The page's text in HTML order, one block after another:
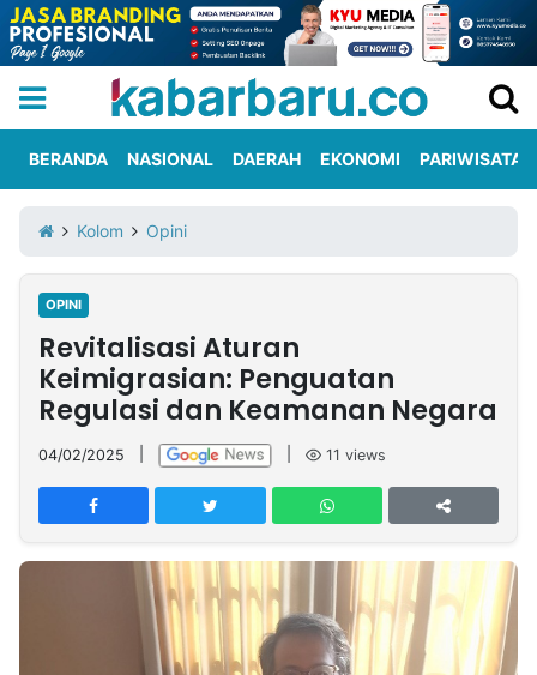
Iklan
Berita
Kami
Nasional
International
Olahraga
Entertainment
Daerah
Pariwisata
Kuliner
Kolom
Network
PT
TREETAN
INDONESIA
BERANDA NASIONAL DAERAH EKONOMI PARIWISATA
Kolom Opini
OPINI
Revitalisasi Aturan
Keimigrasian: Penguatan
Regulasi dan Keamanan Negara
04/02/2025 11 views